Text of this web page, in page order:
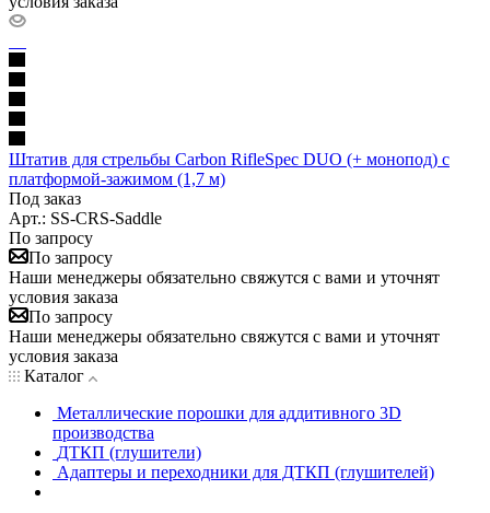
Штатив для стрельбы Carbon RifleSpec DUO (+ монопод) с
платформой-зажимом (1,7 м)
Под заказ
Арт.: SS-CRS-Saddle
По запросу
По запросу
Наши менеджеры обязательно свяжутся с вами и уточнят
условия заказа
По запросу
Наши менеджеры обязательно свяжутся с вами и уточнят
условия заказа
Каталог
Металлические порошки для аддитивного 3D
производства
ДТКП (глушители)
Адаптеры и переходники для ДТКП (глушителей)